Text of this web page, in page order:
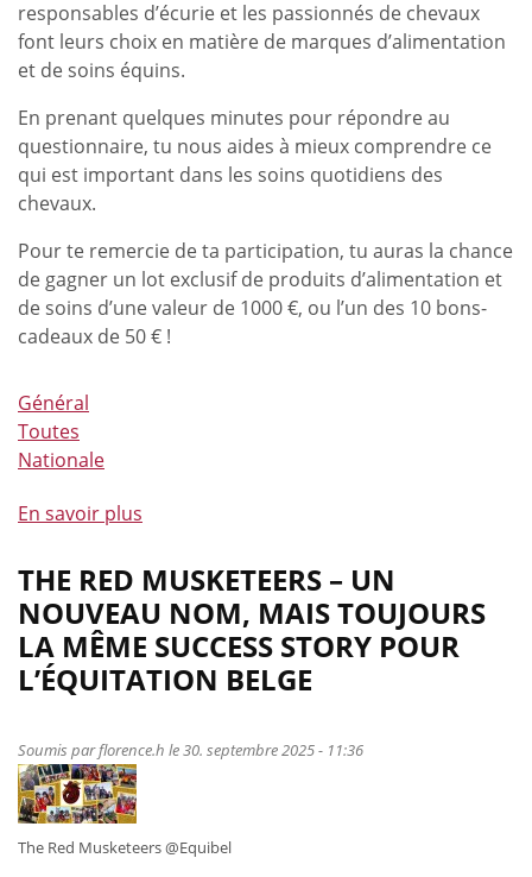
et
de
la
performance
responsables d’écurie et les passionnés de chevaux
font leurs choix en matière de marques d’alimentation
et de soins équins.
En prenant quelques minutes pour répondre au
questionnaire, tu nous aides à mieux comprendre ce
qui est important dans les soins quotidiens des
chevaux.
Pour te remercie de ta participation, tu auras la chance
de gagner un lot exclusif de produits d’alimentation et
de soins d’une valeur de 1000 €, ou l’un des 10 bons-
cadeaux de 50 € !
Général
Toutes
Nationale
En savoir plus
de
De
l’alimentation
aux
soins
quelles
la
THE RED MUSKETEERS – UN
NOUVEAU NOM, MAIS TOUJOURS
LA MÊME SUCCESS STORY POUR
L’ÉQUITATION BELGE
Soumis parflorence.h le 30. septembre 2025 - 11:36
The Red Musketeers @Equibel